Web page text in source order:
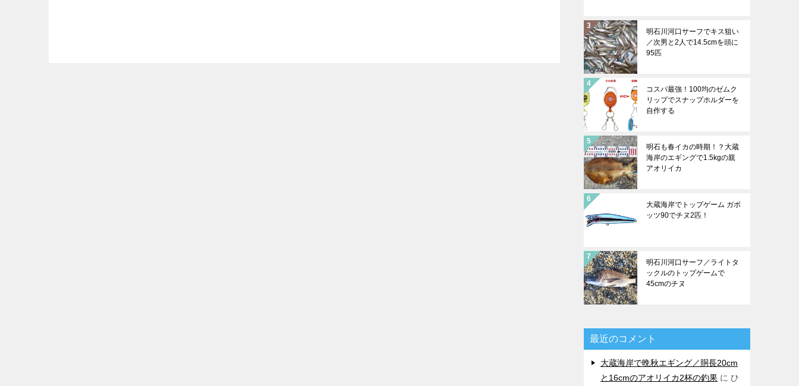
明石川河口サーフでキス狙い
／次男と2人で14.5cmを頭に
95匹
コスパ最強！100均のゼムク
リップでスナップホルダーを
自作する
明石も春イカの時期！？大蔵
海岸のエギングで1.5kgの親
アオリイカ
大蔵海岸でトップゲーム ガボ
ッツ90でチヌ2匹！
明石川河口サーフ／ライトタ
ックルのトップゲームで
45cmのチヌ
最近のコメント
大蔵海岸で晩秋エギング／胴長20cm
と16cmのアオリイカ2杯の釣果 に ひ